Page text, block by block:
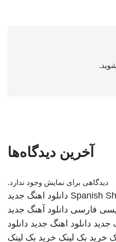
.
آخرین دیدگاه‌ها
دیدگاهی برای نمایش وجود ندارد.
Spanish دانلود اهنگ جدید
فارسی دانلود آهنگ جدید
جدید دانلود اهنگ جدید دانلود
خرید بک لینک خرید بک لینک